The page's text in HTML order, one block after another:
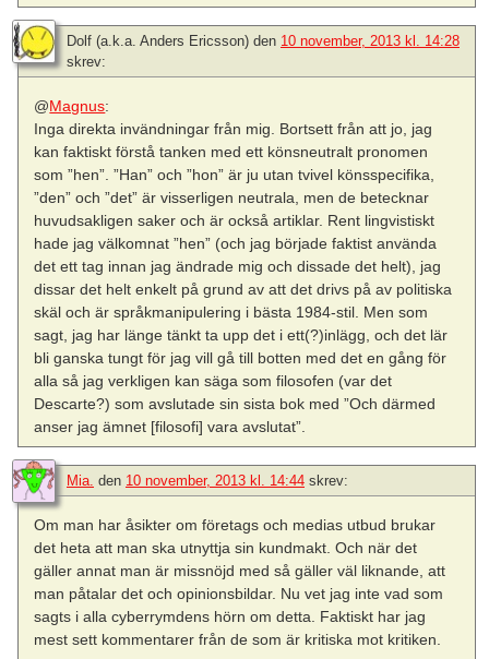
Dolf (a.k.a. Anders Ericsson) den 10 november, 2013 kl. 14:28
skrev:
@Magnus:
Inga direkta invändningar från mig. Bortsett från att jo, jag
kan faktiskt förstå tanken med ett könsneutralt pronomen
som ”hen”. ”Han” och ”hon” är ju utan tvivel könsspecifika,
”den” och ”det” är visserligen neutrala, men de betecknar
huvudsakligen saker och är också artiklar. Rent lingvistiskt
hade jag välkomnat ”hen” (och jag började faktist använda
det ett tag innan jag ändrade mig och dissade det helt), jag
dissar det helt enkelt på grund av att det drivs på av politiska
skäl och är språkmanipulering i bästa 1984-stil. Men som
sagt, jag har länge tänkt ta upp det i ett(?)inlägg, och det lär
bli ganska tungt för jag vill gå till botten med det en gång för
alla så jag verkligen kan säga som filosofen (var det
Descarte?) som avslutade sin sista bok med ”Och därmed
anser jag ämnet [filosofi] vara avslutat”.
Mia. den 10 november, 2013 kl. 14:44 skrev:
Om man har åsikter om företags och medias utbud brukar
det heta att man ska utnyttja sin kundmakt. Och när det
gäller annat man är missnöjd med så gäller väl liknande, att
man påtalar det och opinionsbildar. Nu vet jag inte vad som
sagts i alla cyberrymdens hörn om detta. Faktiskt har jag
mest sett kommentarer från de som är kritiska mot kritiken.